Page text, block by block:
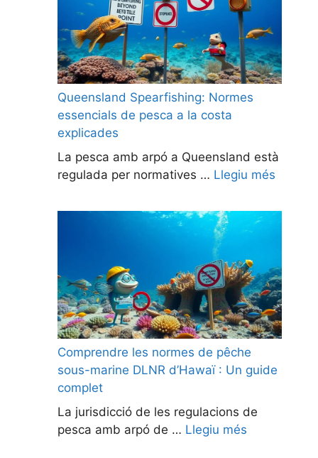
Queensland Spearfishing: Normes
essencials de pesca a la costa
explicades
La pesca amb arpó a Queensland està
regulada per normatives … Llegiu més
Comprendre les normes de pêche
sous-marine DLNR d’Hawaï : Un guide
complet
La jurisdicció de les regulacions de
pesca amb arpó de … Llegiu més